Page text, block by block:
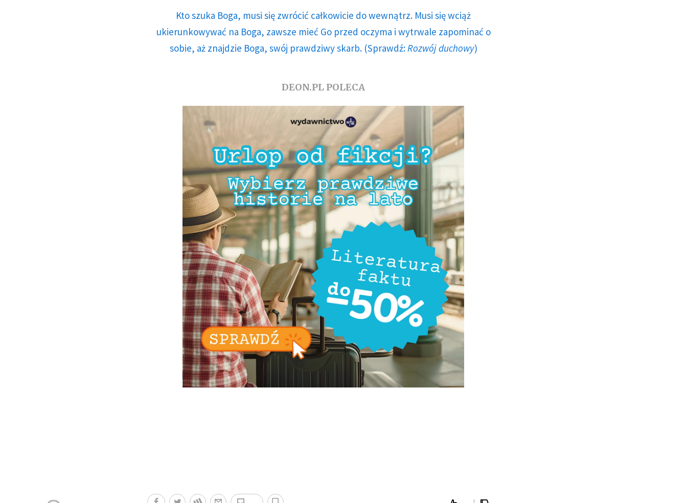
Kto szuka Boga, musi się zwrócić całkowicie do wewnątrz. Musi się wciąż
ukierunkowywać na Boga, zawsze mieć Go przed oczyma i wytrwale zapominać o
sobie, aż znajdzie Boga, swój prawdziwy skarb. (Sprawdź: Rozwój duchowy)
DEON.PL POLECA